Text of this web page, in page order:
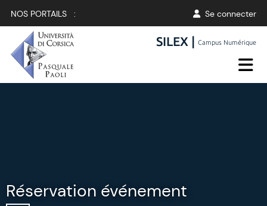
NOS PORTAILS : Se connecter
SILEX |Campus Numérique
Réservation événement